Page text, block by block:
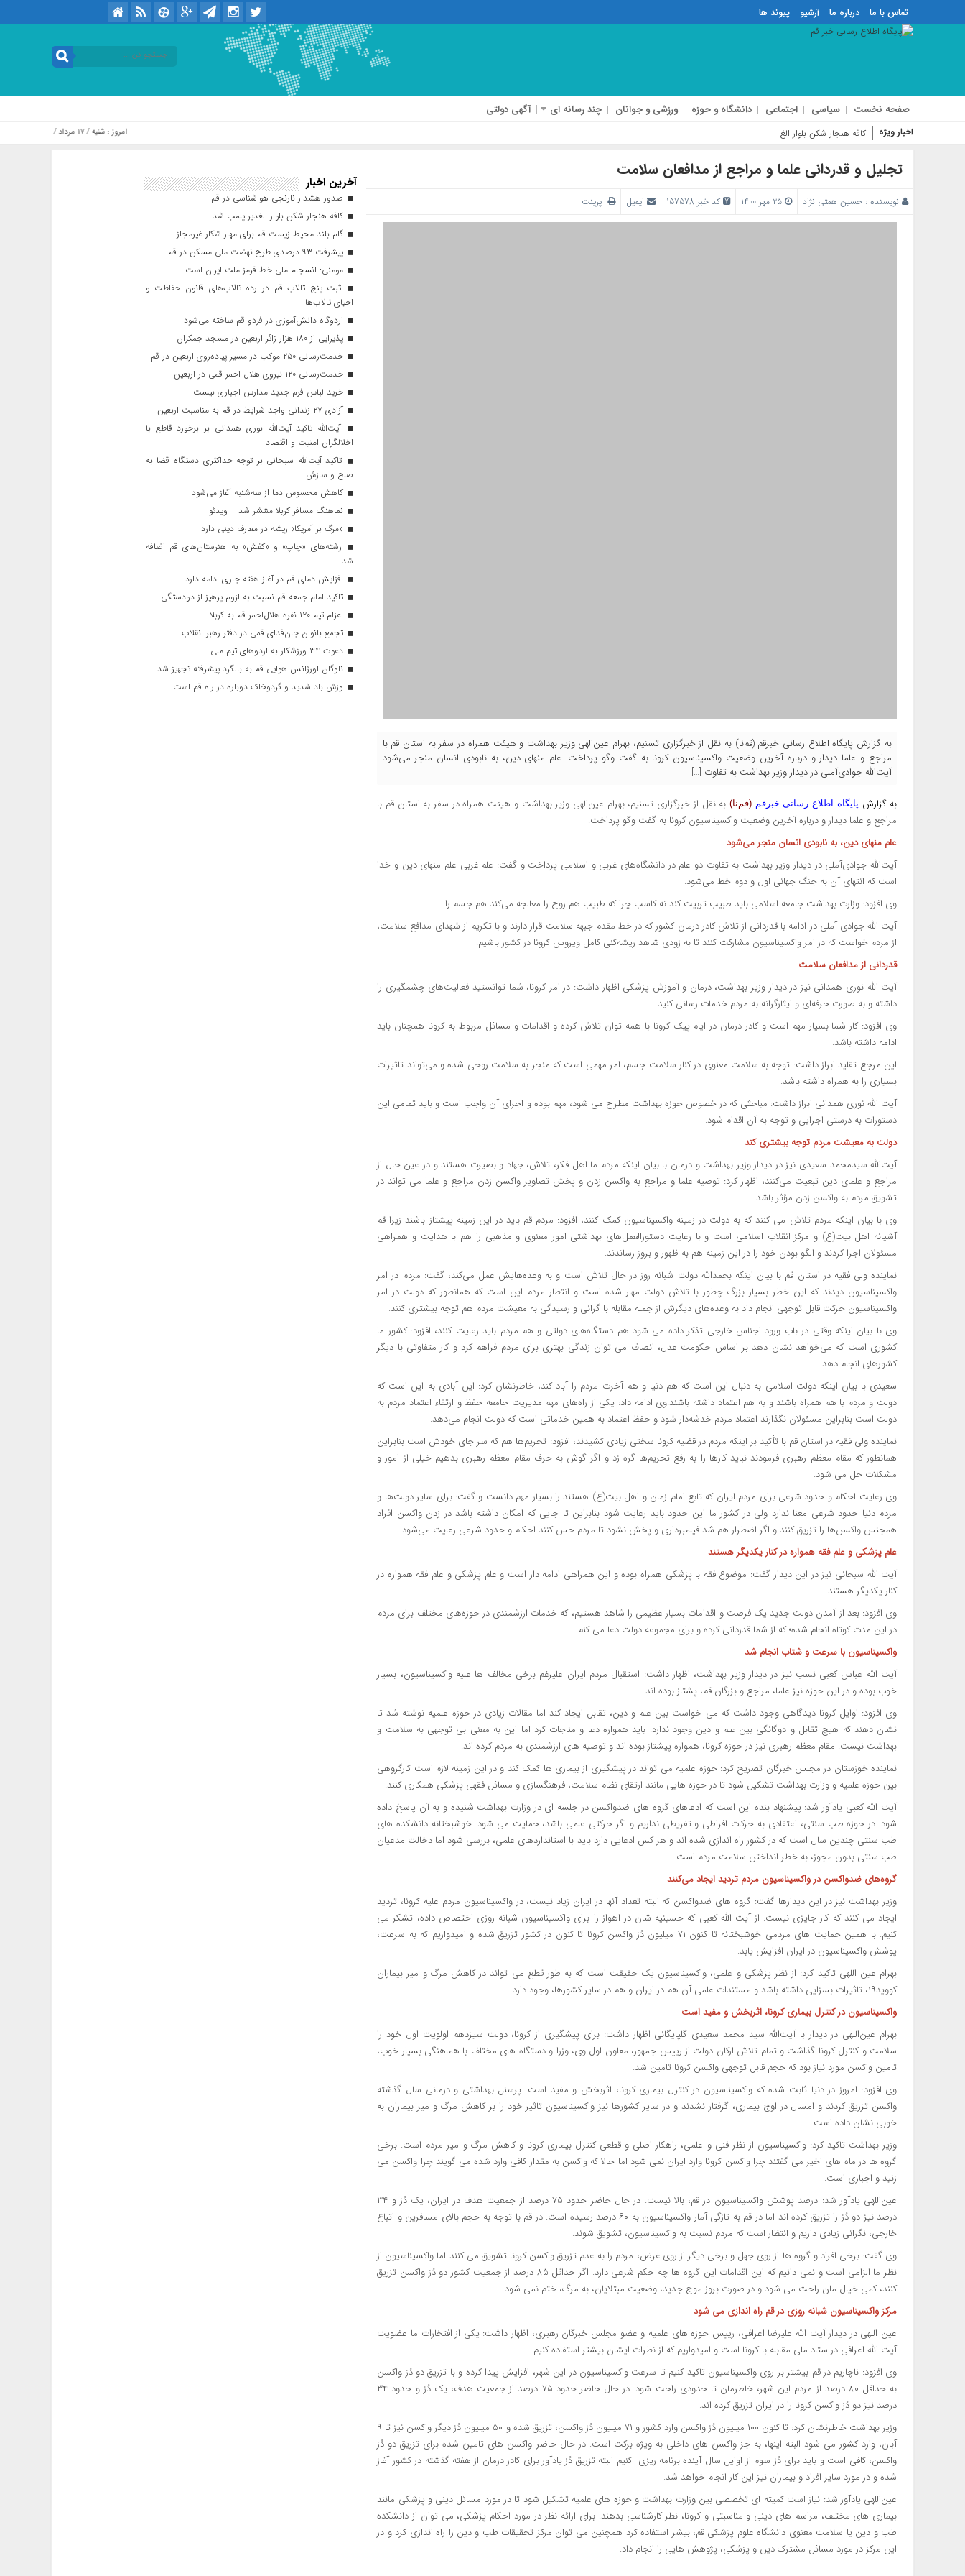
تماس با ما درباره ما آرشیو پیوند ها
صفحه نخست سیاسی اجتماعی دانشگاه و حوزه ورزشی و جوانان چند رسانه ای آگهی دولتی
اخبار ویژه کافه هنجار شکن بلوار الغدیر پلمب شد امروز : شنبه / ۱۷ مرداد / ۱۴۰۵ .::. برابر با : Saturday, 8 August , 2026
تجلیل و قدردانی علما و مراجع از مدافعان ‌سلامت
نویسنده : حسین همتی نژاد کد خبر 157578 ایمیل پرینت
به گزارش پایگاه اطلاع رسانی خبرقم (قم‌نا) به نقل از خبرگزاری تسنیم، بهرام عین‌الهی وزیر بهداشت و هیئت همراه در سفر به استان قم با
مراجع و علما دیدار و درباره آخرین وضعیت واکسیناسیون کرونا به گفت وگو پرداخت. علم منهای دین، به نابودی انسان منجر می‌شود
آیت‌الله جوادی‌آملی در دیدار وزیر بهداشت به تفاوت […]
به گزارش پایگاه اطلاع رسانی خبرقم (قم‌نا) به نقل از خبرگزاری تسنیم، بهرام عین‌الهی وزیر بهداشت و هیئت همراه در سفر به استان قم با
مراجع و علما دیدار و درباره آخرین وضعیت واکسیناسیون کرونا به گفت وگو پرداخت.
علم منهای دین، به نابودی انسان منجر می‌شود
آیت‌الله جوادی‌آملی در دیدار وزیر بهداشت به تفاوت دو علم در دانشگاه‌های غربی و اسلامی پرداخت و گفت: علم غربی علم منهای دین و خدا
است که انتهای آن به جنگ جهانی اول و دوم خط می‌شود.
وی افزود: وزارت بهداشت جامعه اسلامی باید طبیب تربیت کند نه کاسب چرا که طبیب هم روح را معالجه می‌کند هم جسم را.
آیت الله جوادی آملی در ادامه با قدردانی از تلاش کادر درمان کشور که در خط مقدم جبهه سلامت قرار دارند و با تکریم از شهدای مدافع سلامت،
از مردم خواست که در امر واکسیناسیون مشارکت کنند تا به زودی شاهد ریشه‌کنی کامل ویروس کرونا در کشور باشیم.
قدردانی از مدافعان سلامت
آیت الله نوری همدانی نیز در دیدار وزیر بهداشت، درمان و آموزش پزشکی اظهار داشت: در امر کرونا، شما توانستید فعالیت‌های چشمگیری را
داشته و به صورت حرفه‌ای و ایثارگرانه به مردم خدمات رسانی کنید.
وی افزود: کار شما بسیار مهم است و کادر درمان در ایام پیک کرونا با همه توان تلاش کرده و اقدامات و مسائل مربوط به کرونا همچنان باید
ادامه داشته باشد.
این مرجع تقلید ابراز داشت: توجه به سلامت معنوی در کنار سلامت جسم، امر مهمی است که منجر به سلامت روحی شده و می‌تواند تاثیرات
بسیاری را به همراه داشته باشد.
آیت الله نوری همدانی ابراز داشت: مباحثی که در خصوص حوزه بهداشت مطرح می شود، مهم بوده و اجرای آن واجب است و باید تمامی این
دستورات به درستی اجرایی و توجه به آن اقدام شود.
دولت به معیشت مردم توجه بیشتری کند
آیت‌الله سیدمحمد سعیدی نیز در دیدار وزیر بهداشت و درمان با بیان اینکه مردم ما اهل فکر، تلاش، جهاد و بصیرت هستند و در عین حال از
مراجع و علمای دین تبعیت می‌کنند، اظهار کرد: توصیه علما و مراجع به واکسن زدن و پخش تصاویر واکسن زدن مراجع و علما می تواند در
تشویق مردم به واکسن زدن مؤثر باشد.
وی با بیان اینکه مردم تلاش می کنند که به دولت در زمینه واکسیناسیون کمک کنند، افزود: مردم قم باید در این زمینه پیشتاز باشند زیرا قم
آشیانه اهل بیت(ع) و مرکز انقلاب اسلامی است و با رعایت دستورالعمل‌های بهداشتی امور معنوی و مذهبی را هم با هدایت و همراهی
مسئولان اجرا کردند و الگو بودن خود را در این زمینه هم به ظهور و بروز رساندند.
نماینده ولی فقیه در استان قم با بیان اینکه بحمدالله دولت شبانه روز در حال تلاش است و به وعده‌هایش عمل می‌کند، گفت: مردم در امر
واکسیناسیون دیدند که این خطر بسیار بزرگ چطور با تلاش دولت مهار شده است و انتظار مردم این است که همانطور که دولت در امر
واکسیناسیون حرکت قابل توجهی انجام داد به وعده‌های دیگرش از جمله مقابله با گرانی و رسیدگی به معیشت مردم هم توجه بیشتری کنند.
وی با بیان اینکه وقتی در باب ورود اجناس خارجی تذکر داده می شود هم دستگاه‌های دولتی و هم مردم باید رعایت کنند، افزود: کشور ما
کشوری است که می‌خواهد نشان دهد بر اساس حکومت عدل، انصاف می توان زندگی بهتری برای مردم فراهم کرد و کار متفاوتی با دیگر
کشورهای انجام دهد.
سعیدی با بیان اینکه دولت اسلامی به دنبال این است که هم دنیا و هم آخرت مردم را آباد کند، خاطرنشان کرد: این آبادی به این است که
دولت و مردم با هم همراه باشند و به هم اعتماد داشته باشند.وی ادامه داد: یکی از راه‌های مهم مدیریت جامعه حفظ و ارتقاء اعتماد مردم به
دولت است بنابراین مسئولان نگذارند اعتماد مردم خدشه‌دار شود و حفظ اعتماد به همین خدماتی است که دولت انجام می‌دهد.
نماینده ولی فقیه در استان قم با تأکید بر اینکه مردم در قضیه کرونا سختی زیادی کشیدند، افزود: تحریم‌ها هم که سر جای خودش است بنابراین
همانطور که مقام معظم رهبری فرمودند نباید کارها را به رفع تحریم‌ها گره زد و اگر گوش به حرف مقام معظم رهبری بدهیم خیلی از امور و
مشکلات حل می شود.
وی رعایت احکام و حدود شرعی برای مردم ایران که تابع امام زمان و اهل بیت(ع) هستند را بسیار مهم دانست و گفت: برای سایر دولت‌ها و
مردم دنیا حدود شرعی معنا ندارد ولی در کشور ما این حدود باید رعایت شود بنابراین تا جایی که امکان داشته باشد در زدن واکسن افراد
همجنس واکسن‌ها را تزریق کنند و اگر اضطرار هم شد فیلمبرداری و پخش نشود تا مردم حس کنند احکام و حدود شرعی رعایت می‌شود.
علم پزشکی و علم فقه همواره در کنار یکدیگر هستند
آیت الله سبحانی نیز در این دیدار گفت: موضوع فقه با پزشکی همراه بوده و این همراهی ادامه دار است و علم پزشکی و علم فقه همواره در
کنار یکدیگر هستند.
وی افزود: بعد از آمدن دولت جدید یک فرصت و اقدامات بسیار عظیمی را شاهد هستیم، که خدمات ارزشمندی در حوزه‌های مختلف برای مردم
در این مدت کوتاه انجام شده؛ که از شما قدردانی کرده و برای مجموعه دولت دعا می کنم.
واکسیناسیون با سرعت و شتاب انجام شد
آیت الله عباس کعبی نسب نیز در دیدار وزیر بهداشت، اظهار داشت: استقبال مردم ایران علیرغم برخی مخالف ها علیه واکسیناسیون، بسیار
خوب بوده و در این حوزه نیز علما، مراجع و بزرگان قم، پشتاز بوده اند.
وی افزود: اوایل کرونا دیدگاهی وجود داشت که می خواست بین علم و دین، تقابل ایجاد کند اما مقالات زیادی در حوزه علمیه نوشته شد تا
نشان دهند که هیچ تقابل و دوگانگی بین علم و دین وجود ندارد. باید همواره دعا و مناجات کرد اما این به معنی بی توجهی به سلامت و
بهداشت نیست. مقام معظم رهبری نیز در حوزه کرونا، همواره پیشتاز بوده اند و توصیه های ارزشمندی به مردم کرده اند.
نماینده خوزستان در مجلس خبرگان تصریح کرد: حوزه علمیه می تواند در پیشگیری از بیماری ها کمک کند و در این زمینه لازم است کارگروهی
بین حوزه علمیه و وزارت بهداشت تشکیل شود تا در حوزه هایی مانند ارتقای نظام سلامت، فرهنگسازی و مسائل فقهی پزشکی همکاری کنند.
آیت الله کعبی یادآور شد: پیشنهاد بنده این است که ادعاهای گروه های ضدواکسن در جلسه ای در وزارت بهداشت شنیده و به آن پاسخ داده
شود. در حوزه طب سنتی، اعتقادی به حرکات افراطی و تفریطی نداریم و اگر حرکتی علمی باشد، حمایت می شود. خوشبختانه دانشکده های
طب سنتی چندین سال است که در کشور راه اندازی شده اند و هر کس ادعایی دارد باید با استانداردهای علمی، بررسی شود اما دخالت مدعیان
طب سنتی بدون مجوز، به خطر انداختن سلامت مردم است.
گروه‌های ضدواکسن ‌در واکسیناسیون مردم ‌تردید ایجاد می‌کنند
وزیر بهداشت نیز در این دیدارها گفت: گروه های ضدواکسن که البته تعداد آنها در ایران زیاد نیست، در واکسیناسیون مردم علیه کرونا، تردید
ایجاد می کنند که کار جایزی نیست. از آیت الله کعبی که حسینیه شان در اهواز را برای واکسیناسیون شبانه روزی اختصاص داده، تشکر می
کنیم. با همین حمایت های مردمی خوشبختانه تا کنون ۷۱ میلیون دُز واکسن کرونا تا کنون در کشور تزریق شده و امیدواریم که به سرعت،
پوشش واکسیناسیون در ایران افزایش یابد.
بهرام عین اللهی تاکید کرد: از نظر پزشکی و علمی، واکسیناسیون یک حقیقت است که به طور قطع می تواند در کاهش مرگ و میر بیماران
کووید۱۹، تاثیرات بسزایی داشته باشد و مستندات علمی آن هم در ایران و هم در سایر کشورها، وجود دارد.
واکسیناسیون در کنترل بیماری کرونا، اثربخش و مفید است
بهرام عین‌اللهی در دیدار با آیت‌الله سید محمد سعیدی گلپایگانی اظهار داشت: برای پیشگیری از کرونا، دولت سیزدهم اولویت اول خود را
سلامت و کنترل کرونا گذاشت و تمام تلاش ارکان دولت از رییس جمهور، معاون اول وی، وزرا و دستگاه های مختلف با هماهنگی بسیار خوب،
تامین واکسن مورد نیاز بود که حجم قابل توجهی واکسن کرونا تامین شد.
وی افزود: امروز در دنیا ثابت شده که واکسیناسیون در کنترل بیماری کرونا، اثربخش و مفید است. پرسنل بهداشتی و درمانی سال گذشته
واکسن تزریق کردند و امسال در اوج بیماری، گرفتار نشدند و در سایر کشورها نیز واکسیناسیون تاثیر خود را بر کاهش مرگ و میر بیماران به
خوبی نشان داده است.
وزیر بهداشت تاکید کرد: واکسیناسیون از نظر فنی و علمی، راهکار اصلی و قطعی کنترل بیماری کرونا و کاهش مرگ و میر مردم است. برخی
گروه ها در ماه های اخیر می گفتند چرا واکسن کرونا وارد ایران نمی شود اما حالا که واکسن به مقدار کافی وارد شده می گویند چرا واکسن می
زنید و اجباری است.
عین‌اللهی یادآور شد: درصد پوشش واکسیناسیون در قم، بالا نیست. در حال حاضر حدود ۷۵ درصد از جمعیت هدف در ایران، یک دُز و ۳۴
درصد نیز دو دُز را تزریق کرده اند اما در قم به تازگی آمار واکسیناسیون به ۶۰ درصد رسیده است. در قم با توجه به حجم بالای مسافرین و اتباع
خارجی، نگرانی زیادی داریم و انتظار است که مردم نسبت به واکسیناسیون، تشویق شوند.
وی گفت: برخی افراد و گروه ها از روی جهل و برخی دیگر از روی غرض، مردم را به عدم تزریق واکسن کرونا تشویق می کنند اما واکسیناسیون از
نظر ما الزامی است و نمی دانیم که این اقدامات این گروه ها چه حکم شرعی دارد. اگر حداقل ۸۵ درصد از جمعیت کشور دو دُز واکسن تزریق
کنند، کمی خیال مان راحت می شود و در صورت بروز موج جدید، وضعیت مبتلایان، به مرگ، ختم نمی شود.‌
مرکز واکسیناسیون شبانه روزی در قم راه اندازی می شود
عین اللهی در دیدار آیت الله علیرضا اعرافی، رییس حوزه های علمیه و عضو مجلس خبرگان رهبری، اظهار داشت: یکی از افتخارات ما عضویت
آیت الله اعرافی در ستاد ملی مقابله با کرونا است و امیدواریم که از نظرات ایشان بیشتر استفاده کنیم.
وی افزود: ناچاریم در قم بیشتر بر روی واکسیناسیون تاکید کنیم تا سرعت واکسیناسیون در این شهر، افزایش پیدا کرده و با تزریق دو دُز واکسن
به حداقل ۸۰ درصد از مردم این شهر، خاطرمان تا حدودی راحت شود. در حال حاضر حدود ۷۵ درصد از جمعیت هدف، یک دُز و حدود ۳۴
درصد نیز دو دُز واکسن کرونا را در ایران تزریق کرده اند.
وزیر بهداشت خاطرنشان کرد: تا کنون ۱۰۰ میلیون دُز واکسن وارد کشور و ۷۱ میلیون دُز واکسن، تزریق شده و ۵۰ میلیون دُز دیگر واکسن نیز تا ۹
آبان، وارد کشور می شود البته اینها، به جز واکسن های داخلی به ویژه برکت است. در حال حاضر واکسن های تامین شده برای تزریق دو دُز
واکسن، کافی است و باید برای دُز سوم از اوایل سال آینده برنامه ریزی کنیم البته تزریق دُز یادآور برای کادر درمان از هفته گذشته در کشور آغاز
شده و در مورد سایر افراد و بیماران نیز این کار انجام خواهد شد.
عین‌اللهی یادآور شد: نیاز است کمیته ای تخصصی بین وزارت بهداشت و حوزه های علمیه تشکیل شود تا در مورد مسائل دینی و پزشکی مانند
بیماری های مختلف، مراسم های دینی و مناسبتی و کرونا، نظر کارشناسی بدهند. برای ارائه نظر در مورد احکام پزشکی، می توان از دانشکده
طب و دین یا سلامت معنوی دانشگاه علوم پزشکی قم، بیشر استفاده کرد همچنین می توان مرکز تحقیقات طب و دین را راه اندازی کرد و در
این مرکز در مورد مسائل مشترک دین و پزشکی، پژوهش هایی را انجام داد.
آخرین اخبار
صدور هشدار نارنجی هواشناسی در قم
کافه هنجار شکن بلوار الغدیر پلمب شد
گام بلند محیط زیست قم برای مهار شکار غیرمجاز
پیشرفت ۹۳ درصدی طرح نهضت ملی مسکن در قم
مومنی: انسجام ملی خط قرمز ملت ایران است
ثبت پنج تالاب قم در رده تالاب‌های قانون حفاظت و
احیای تالاب‌ها
اردوگاه دانش‌آموزی در فردو قم ساخته می‌شود
پذیرایی از ۱۸۰ هزار زائر اربعین در مسجد جمکران
خدمت‌رسانی ۲۵۰ موکب در مسیر پیاده‌روی اربعین در قم
خدمت‌رسانی ۱۲۰ نیروی هلال احمر قمی در اربعین
خرید لباس فرم جدید مدارس اجباری نیست
آزادی ۲۷ زندانی واجد شرایط در قم به مناسبت اربعین
آیت‌الله تاکید آیت‌الله نوری همدانی بر برخورد قاطع با
اخلالگران امنیت و اقتصاد
تاکید آیت‌الله‌ سبحانی بر توجه حداکثری دستگاه قضا به
صلح و سازش
کاهش محسوس دما از سه‌شنبه آغاز می‌شود
نماهنگ مسافر کربلا منتشر شد + ویدئو
«مرگ بر آمریکا» ریشه در معارف دینی دارد
رشته‌های «چاپ» و «کفش» به هنرستان‌های قم اضافه
شد
افزایش دمای قم در آغاز هفته جاری ادامه دارد
تاکید امام جمعه قم نسبت به لزوم پرهیز از دودستگی
اعزام تیم ۱۲۰ نفره هلال‌احمر قم به کربلا
تجمع بانوان جان‌فدای قمی در دفتر رهبر انقلاب
دعوت ۳۴ ورزشکار به اردوهای تیم ملی
ناوگان اورژانس هوایی قم به بالگرد پیشرفته تجهیز شد
وزش باد شدید و گردوخاک دوباره در راه قم است